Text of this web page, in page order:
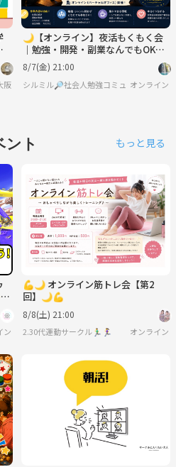
阪
🌙【オンライン】夜活もくもく会
｜勉強・開発・副業なんでもOK！
交流会あり
8/7(金) 21:00
シルミル🔎社会人勉強コミュニティオンライン
ント もっと見る
ン
💪🌙 オンライン筋トレ会【第2
回】🌙💪
8/8(土) 21:00
2.30代運動サークル🏃‍♂️🏃‍♀️ オンライン